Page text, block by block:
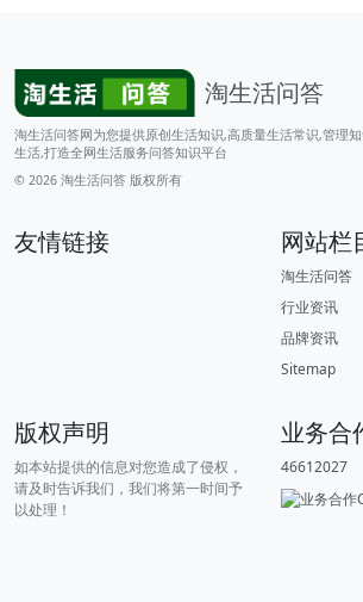
淘生活问答
淘生活问答网为您提供原创生活知识,高质量生活常识,管理
生活,打造全网生活服务问答知识平台
© 2026 淘生活问答 版权所有
友情链接 网站栏
淘生活问答
行业资讯
品牌资讯
Sitemap
版权声明
如本站提供的信息对您造成了侵权，
请及时告诉我们，我们将第一时间予
以处理！
业务合
46612027